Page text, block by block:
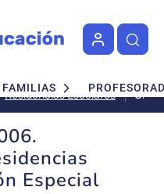
Residencias Escolares
de
Especial